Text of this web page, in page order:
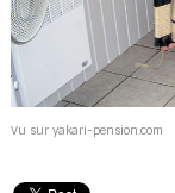
Vu sur yakari-pension.com